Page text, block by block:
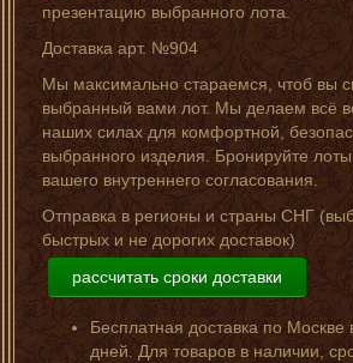
презентацию выбранного лота.
Доставка арт. №904
Мы максимально стараемся, чтоб вы
выбранный вами лот. Мы делаем всё
наших силах для комфортной,
выбранного изделия. Бронируйте
вашего внутреннего согласования.
Отправка в регионы и страны СНГ
быстрых и не дорогих доставок)
рассчитать сроки доставки
Бесплатная доставка по Москве
дней. Для товаров в наличии,